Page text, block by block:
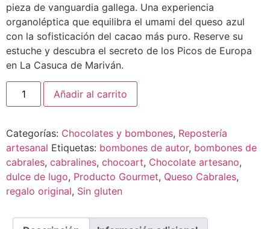
pieza de vanguardia gallega. Una experiencia
organoléptica que equilibra el umami del queso azul
con la sofisticación del cacao más puro. Reserve su
estuche y descubra el secreto de los Picos de Europa
en La Casuca de Mariván.
Añadir al carrito
Categorías: Chocolates y bombones, Repostería
artesanal Etiquetas: bombones de autor, bombones de
cabrales, cabralines, chocoart, Chocolate artesano,
dulce de lugo, Producto Gourmet, Queso Cabrales,
regalo original, Sin gluten